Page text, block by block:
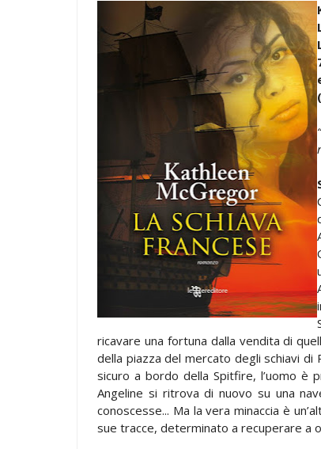
ricavare una fortuna dalla vendita di
della piazza del mercato degli schiavi di
sicuro a bordo della Spitfire, l’uomo è
Angeline si ritrova di nuovo su una
conoscesse... Ma la vera minaccia è
sue tracce, determinato a recuperare a